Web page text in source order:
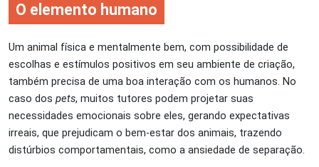
O elemento humano
Um animal física e mentalmente bem, com possibilidade de
escolhas e estímulos positivos em seu ambiente de criação,
também precisa de uma boa interação com os humanos. No
caso dos pets, muitos tutores podem projetar suas
necessidades emocionais sobre eles, gerando expectativas
irreais, que prejudicam o bem-estar dos animais, trazendo
distúrbios comportamentais, como a ansiedade de separação.